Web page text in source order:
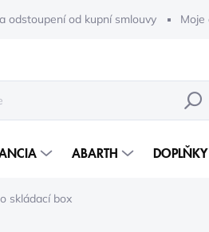
odstoupení od kupní smlouvy Moje
HLEDAT
ABARTH DOPLŇKY
skládací box